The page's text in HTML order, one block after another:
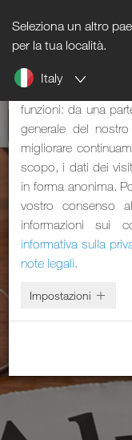
Seleziona un altro
per la tua località.
Italy
Nota sui cookie
Il nostro sito web
funzioni: da una
generale del
migliorare
scopo, i dati dei
in forma anonima.
vostro consenso
informazioni sui
informativa sulla
note legali.
Impostazioni